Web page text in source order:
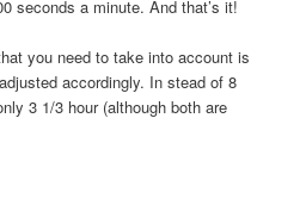
seconds a minute. And that’s it!
you need to take into account is
accordingly. In stead of 8
3 1/3 hour (although both are